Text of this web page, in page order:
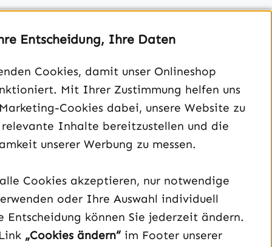
Unterstützung und Beratung unter:
040 – 182 295 901
Mo-Fr, 08:00 - 16:00 Uhr
Entscheidung, Ihre Daten
Cookies, damit unser Onlineshop
Mit Ihrer Zustimmung helfen uns
Cookies dabei, unsere Website zu
relevante Inhalte bereitzustellen und die
unserer Werbung zu messen.
Cookies akzeptieren, nur notwendige
oder Ihre Auswahl individuell
Entscheidung können Sie jederzeit ändern.
„Cookies ändern“im Footer unserer